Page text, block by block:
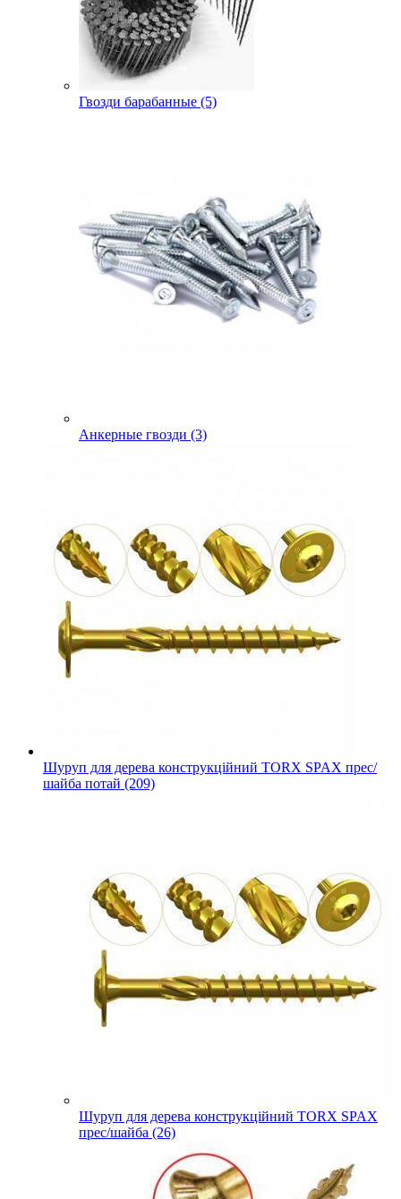
Гвозди барабанные (5)
Анкерные гвозди (3)
Шуруп для дерева конструкційний TORX SPAX прес/
шайба потай (209)
Шуруп для дерева конструкційний TORX SPAX
прес/шайба (26)